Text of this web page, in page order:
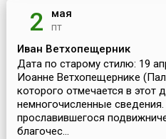
2 мая
пт
Иван Ветхопещерник
Дата по старому стилю: 19
Иоанне Ветхопещернике
которого отмечается в этот
немногочисленные
прославившегося
благочес...